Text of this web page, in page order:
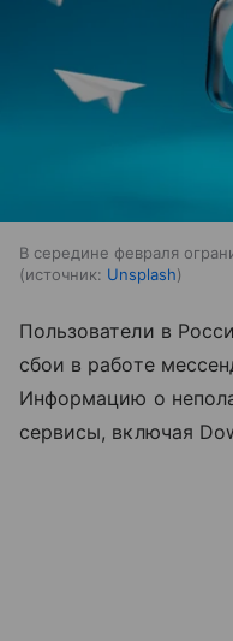
В середине февраля
источник: Unsplash
Пользователи в
сбои в работе
Информацию о
сервисы, включая